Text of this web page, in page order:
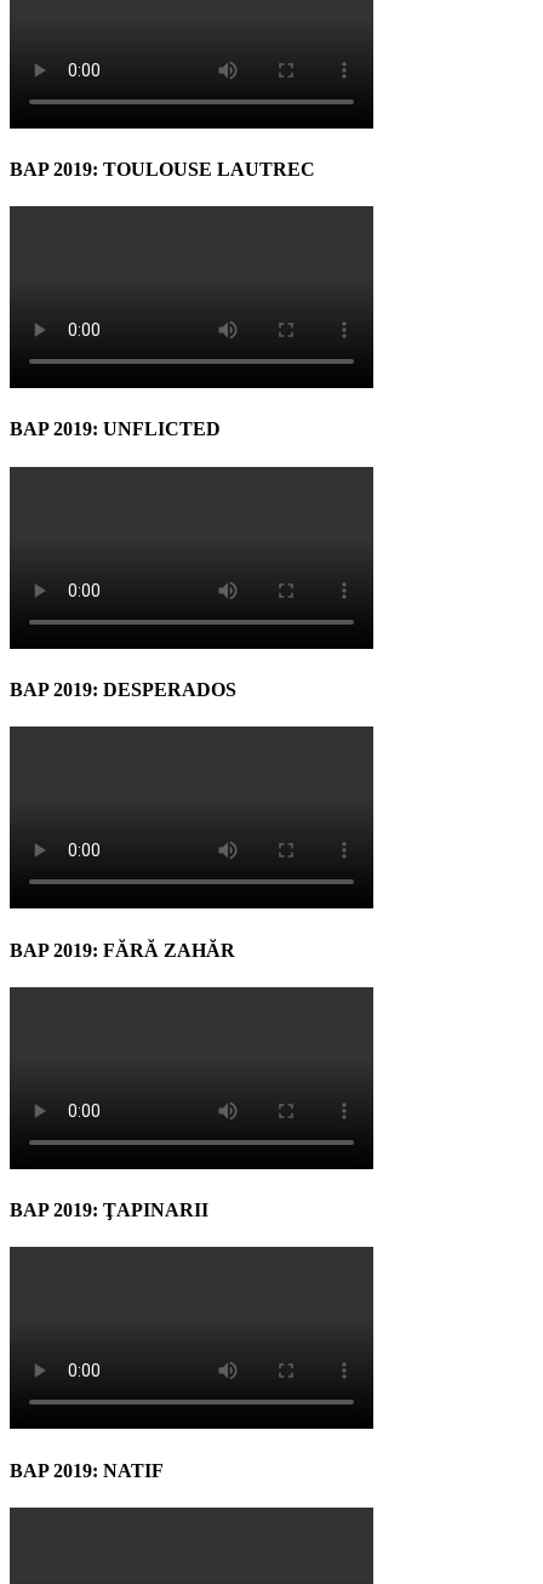
BAP 2019: TOULOUSE LAUTREC
BAP 2019: UNFLICTED
BAP 2019: DESPERADOS
BAP 2019: FĂRĂ ZAHĂR
BAP 2019: ŢAPINARII
BAP 2019: NATIF